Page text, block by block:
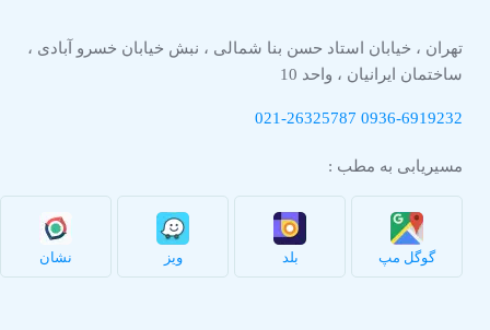
تهران ، خیابان استاد حسن بنا شمالی ، نبش خیابان خسرو آبادی ،
ساختمان ایرانیان ، واحد 10
0936-6919232
021-26325787
مسیریابی به مطب :
گوگل مپ بلد ویز نشان